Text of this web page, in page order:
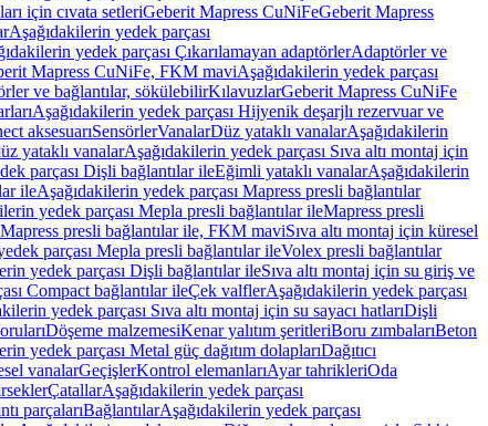
için cıvata setleriGeberit Mapress CuNiFeGeberit Mapress
Aşağıdakilerin yedek parçası
yedek parçası Çıkarılamayan adaptörlerAdaptörler ve
Mapress CuNiFe, FKM maviAşağıdakilerin yedek parçası
ve bağlantılar, sökülebilirKılavuzlarGeberit Mapress CuNiFe
Aşağıdakilerin yedek parçası Hijyenik deşarjlı rezervuar ve
aksesuarıSensörlerVanalarDüz yataklı vanalarAşağıdakilerin
yataklı vanalarAşağıdakilerin yedek parçası Sıva altı montaj için
parçası Dişli bağlantılar ileEğimli yataklı vanalarAşağıdakilerin
ileAşağıdakilerin yedek parçası Mapress presli bağlantılar
yedek parçası Mepla presli bağlantılar ileMapress presli
presli bağlantılar ile, FKM maviSıva altı montaj için küresel
parçası Mepla presli bağlantılar ileVolex presli bağlantılar
yedek parçası Dişli bağlantılar ileSıva altı montaj için su giriş ve
Compact bağlantılar ileÇek valflerAşağıdakilerin yedek parçası
yedek parçası Sıva altı montaj için su sayacı hatlarıDişli
Döşeme malzemesiKenar yalıtım şeritleriBoru zımbalarıBeton
yedek parçası Metal güç dağıtım dolaplarıDağıtıcı
vanalarGeçişlerKontrol elemanlarıAyar tahrikleriOda
ÇatallarAşağıdakilerin yedek parçası
parçalarıBağlantılarAşağıdakilerin yedek parçası